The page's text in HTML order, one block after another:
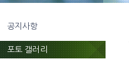
공지사항
포토 갤러리